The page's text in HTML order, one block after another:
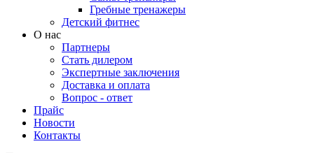
Гребные тренажеры
Детский фитнес
О нас
Партнеры
Стать дилером
Экспертные заключения
Доставка и оплата
Вопрос - ответ
Прайс
Новости
Контакты